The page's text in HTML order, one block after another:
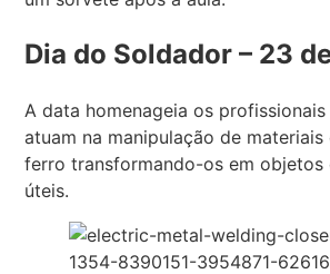
Dia do Soldador – 23
A data homenageia os profissionais
atuam na manipulação de
ferro transformando-os em objetos
úteis.